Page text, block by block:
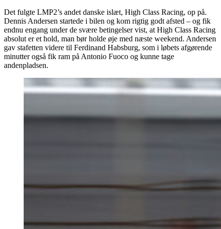
Det fulgte LMP2’s andet danske islæt, High Class Racing, op på.
Dennis Andersen startede i bilen og kom rigtig godt afsted – og fik
endnu engang under de svære betingelser vist, at High Class Racing
absolut er et hold, man bør holde øje med næste weekend. Andersen
gav stafetten videre til Ferdinand Habsburg, som i løbets afgørende
minutter også fik ram på Antonio Fuoco og kunne tage
andenpladsen.